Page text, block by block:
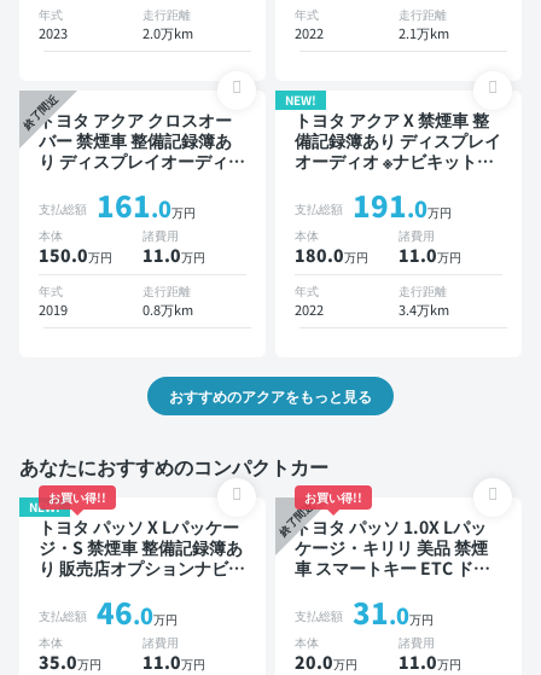
年式
2023
走行距離
2.0万km
年式
2022
走行距離
2.1万km
終了間近
トヨタ アクア クロスオー
バー 禁煙車 整備記録簿あ
り ディスプレイオーディオ
トキー ETC バックモニタ
ー ドライブレコーダー 衝
突軽減
支払総額 161.0万円
本体
150.0万円
諸費用
11.0万円
年式
2019
走行距離
0.8万km
NEW!
トヨタ アクア X 禁煙車 整
備記録簿あり ディスプレイ
オーディオ ※ナビキットあ
トキー ETC バックモニタ
ー 全方位カメラ 衝突軽減
支払総額 191.0万円
本体
180.0万円
諸費用
11.0万円
年式
2022
走行距離
3.4万km
おすすめのアクアをもっと見る
あなたにおすすめのコンパクトカー
NEW!
お買い得!!
トヨタ パッソ X Lパッケー
ジ・S 禁煙車 整備記録簿あ
り 販売店オプションナビ
クモニター ドライブレコー
ダー 衝突軽減
支払総額 46.0万円
本体
35.0万円
諸費用
11.0万円
終了間近
お買い得!!
トヨタ パッソ 1.0X Lパッ
ケージ・キリリ 美品 禁煙
車 スマートキー ETC ドラ
支払総額 31.0万円
本体
20.0万円
諸費用
11.0万円